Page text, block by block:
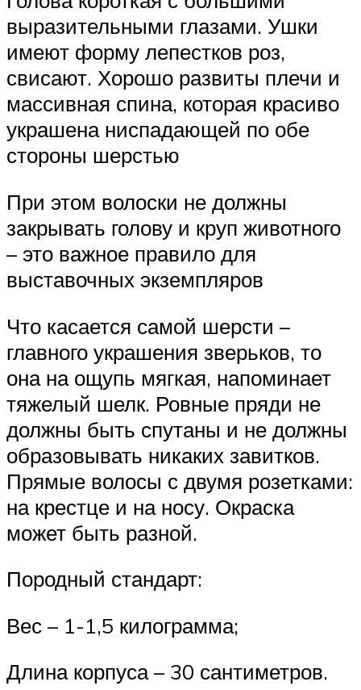
выразительными глазами. Ушки
имеют форму лепестков роз,
свисают. Хорошо развиты плечи и
массивная спина, которая красиво
украшена ниспадающей по обе
стороны шерстью
При этом волоски не должны
закрывать голову и круп животного
– это важное правило для
выставочных экземпляров
Что касается самой шерсти –
главного украшения зверьков, то
она на ощупь мягкая, напоминает
тяжелый шелк. Ровные пряди не
должны быть спутаны и не должны
образовывать никаких завитков.
Прямые волосы с двумя розетками:
на крестце и на носу. Окраска
может быть разной.
Породный стандарт:
Вес – 1-1,5 килограмма;
Длина корпуса – 30 сантиметров.